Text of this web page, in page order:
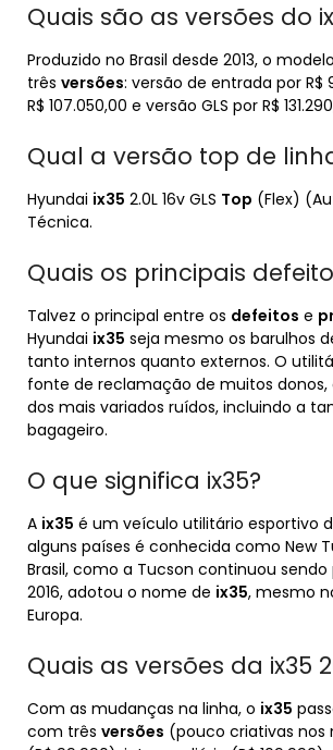
Quais são as versões do
Produzido no Brasil desde 2013, o
três versões: versão de entrada por R$
R$ 107.050,00 e versão GLS por R$
Qual a versão top de
Hyundai ix35 2.0L 16v GLS Top (Flex)
Técnica.
Quais os principais
Talvez o principal entre os defeitos e
Hyundai ix35 seja mesmo os barulhos
tanto internos quanto externos. O
fonte de reclamação de muitos donos,
dos mais variados ruídos, incluindo a
bagageiro.
O que significa ix35?
A ix35 é um veículo utilitário esportivo
alguns países é conhecida como New
Brasil, como a Tucson continuou
2016, adotou o nome de ix35, mesmo
Europa.
Quais as versões da ix35
Com as mudanças na linha, o ix35
com três versões (pouco criativas nos